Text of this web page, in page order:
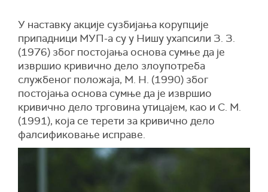
У наставку акције сузбијања корупције
припадници МУП-а су у Нишу ухапсили З. З.
(1976) због постојања основа сумње да је
извршио кривично дело злоупотреба
службеног положаја, М. Н. (1990) због
постојања основа сумње да је извршио
кривично дело трговина утицајем, као и С. М.
(1991), која се терети за кривично дело
фалсификовање исправе.